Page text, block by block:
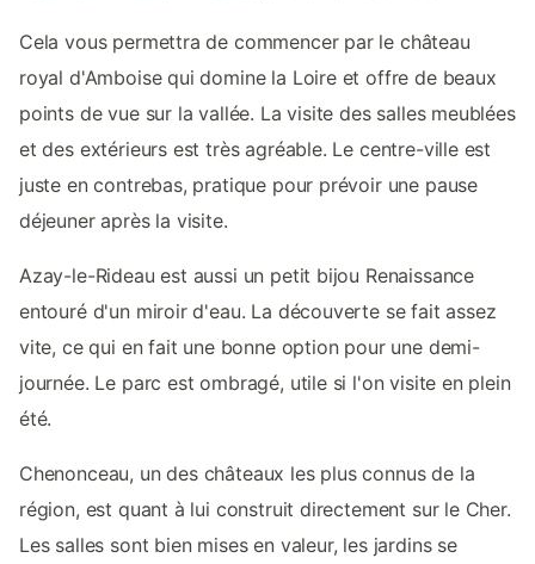
Cela vous permettra de commencer par le château
royal d'Amboise qui domine la Loire et offre de beaux
points de vue sur la vallée. La visite des salles meublées
et des extérieurs est très agréable. Le centre-ville est
juste en contrebas, pratique pour prévoir une pause
déjeuner après la visite.
Azay-le-Rideau est aussi un petit bijou Renaissance
entouré d'un miroir d'eau. La découverte se fait assez
vite, ce qui en fait une bonne option pour une demi-
journée. Le parc est ombragé, utile si l'on visite en plein
été.
Chenonceau, un des châteaux les plus connus de la
région, est quant à lui construit directement sur le Cher.
Les salles sont bien mises en valeur, les jardins se